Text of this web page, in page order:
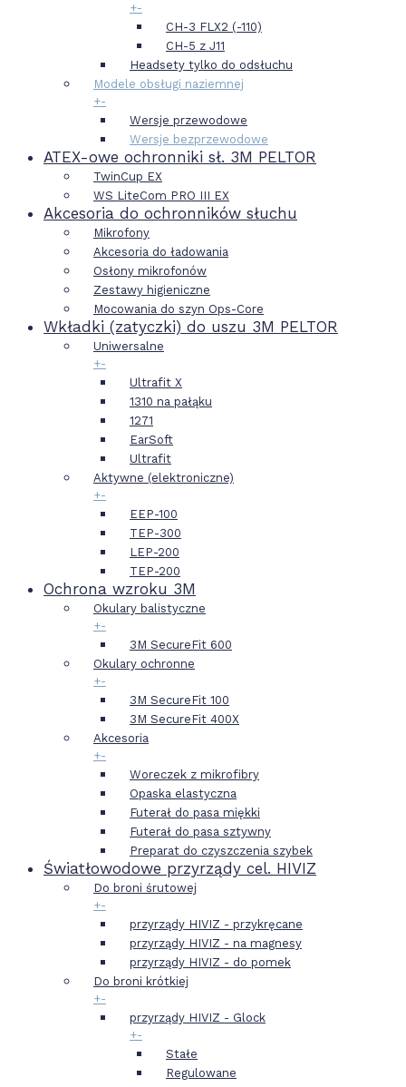
+-
CH-3 FLX2 (-110)
CH-5 z J11
Headsety tylko do odsłuchu
Modele obsługi naziemnej
+-
Wersje przewodowe
Wersje bezprzewodowe
ATEX-owe ochronniki sł. 3M PELTOR
TwinCup EX
WS LiteCom PRO III EX
Akcesoria do ochronników słuchu
Mikrofony
Akcesoria do ładowania
Osłony mikrofonów
Zestawy higieniczne
Mocowania do szyn Ops-Core
Wkładki (zatyczki) do uszu 3M PELTOR
Uniwersalne
+-
Ultrafit X
1310 na pałąku
1271
EarSoft
Ultrafit
Aktywne (elektroniczne)
+-
EEP-100
TEP-300
LEP-200
TEP-200
Ochrona wzroku 3M
Okulary balistyczne
+-
3M SecureFit 600
Okulary ochronne
+-
3M SecureFit 100
3M SecureFit 400X
Akcesoria
+-
Woreczek z mikrofibry
Opaska elastyczna
Futerał do pasa miękki
Futerał do pasa sztywny
Preparat do czyszczenia szybek
Światłowodowe przyrządy cel. HIVIZ
Do broni śrutowej
+-
przyrządy HIVIZ - przykręcane
przyrządy HIVIZ - na magnesy
przyrządy HIVIZ - do pomek
Do broni krótkiej
+-
przyrządy HIVIZ - Glock
+-
Stałe
Regulowane